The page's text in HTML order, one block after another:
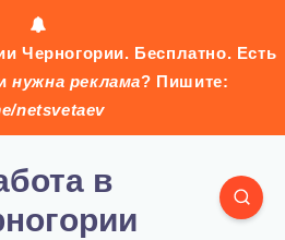
Черногории. Бесплатно. Есть
нужна реклама? Пишите:
netsvetaev